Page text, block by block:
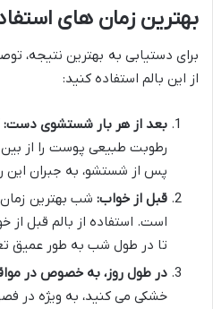
بهترین زمان های
برای دستیابی به بهترین نتیجه،
از این بالم استفاده کنید:
بعد از هر بار شستشوی دست:
رطوبت طبیعی پوست را از بین
پس از شستشو، به جبران
قبل از خواب: شب بهترین
است. استفاده از بالم قبل
تا در طول شب به طور عمیق
در طول روز، به خصوص در
خشکی می کنید، به ویژه در